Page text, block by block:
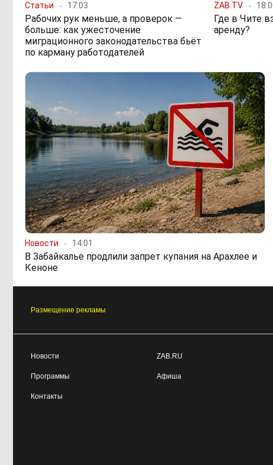
Статьи 17:03
Рабочих рук меньше, а проверок —
больше: как ужесточение
миграционного законодательства бьёт
по карману работодателей
ZAB.TV
Где в Чите
аренду?
Новости 14:01
В Забайкалье продлили запрет купания на Арахлее и
Кеноне
Размещение рекламы
Новости
Программы
Контакты
ZAB.RU
Афиша